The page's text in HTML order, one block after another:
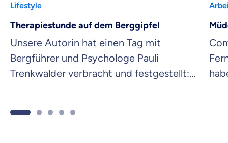
Lifestyle
Therapiestunde auf dem Berggipfel
Unsere Autorin hat einen Tag mit
Bergführer und Psychologe Pauli
Trenkwalder verbracht und festgestellt: